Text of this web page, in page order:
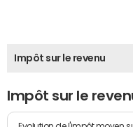
Impôt sur le revenu
Impôt sur le